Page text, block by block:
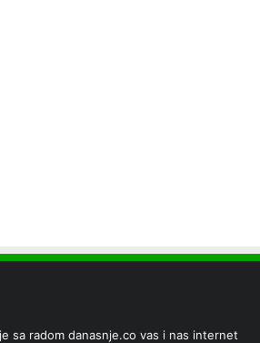
sa radom danasnje.co vas i nas internet